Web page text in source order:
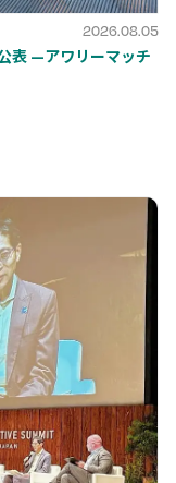
2026.08.05
表 —アワリーマッチ